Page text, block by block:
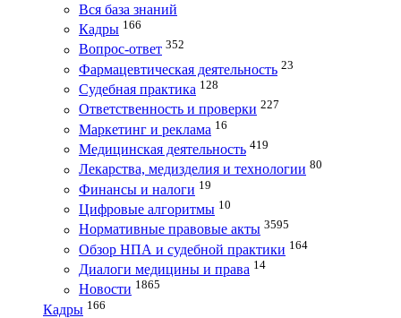
Вся база знаний
Кадры 166
Вопрос-ответ 352
Фармацевтическая деятельность 23
Судебная практика 128
Ответственность и проверки 227
Маркетинг и реклама 16
Медицинская деятельность 419
Лекарства, медизделия и технологии 80
Финансы и налоги 19
Цифровые алгоритмы 10
Нормативные правовые акты 3595
Обзор НПА и судебной практики 164
Диалоги медицины и права 14
Новости 1865
Кадры 166